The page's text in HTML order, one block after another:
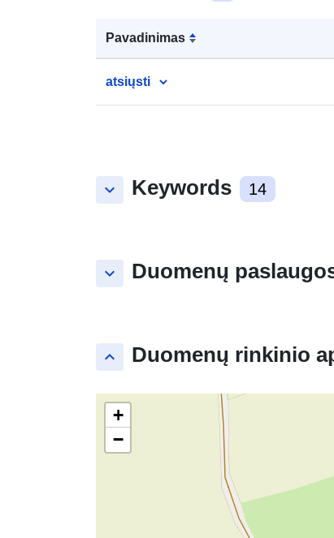
Pavadinimas
atsiųsti
keyboard_arrow_down Keywords 14
keyboard_arrow_down Duomenų
keyboard_arrow_up Duomenų rinkinio
+
−